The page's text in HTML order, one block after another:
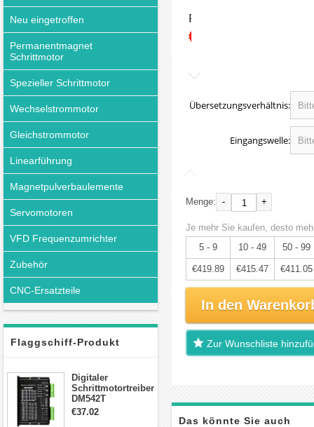
Neu eingetroffen
Permanentmagnet
Schrittmotor
Spezieller Schrittmotor
Wechselstrommotor
Gleichstrommotor
Linearführung
Magnetpulverbaulemente
Servomotoren
VFD Frequenzumrichter
Zubehör
CNC-Ersatzteile
Flaggschiff-Produkt
Digitaler
Schrittmotortreiber
DM542T
Schrittmotor
€37.02
Preis:
€441.99
Übersetzungsverhältnis:
Eingangswelle:
Menge: - +
Je mehr Sie kaufen, desto
5 - 9
10 - 49 50 - 99
€419.89 €415.47 €411.05
In den
Zur Wunschliste
Das könnte Sie auch